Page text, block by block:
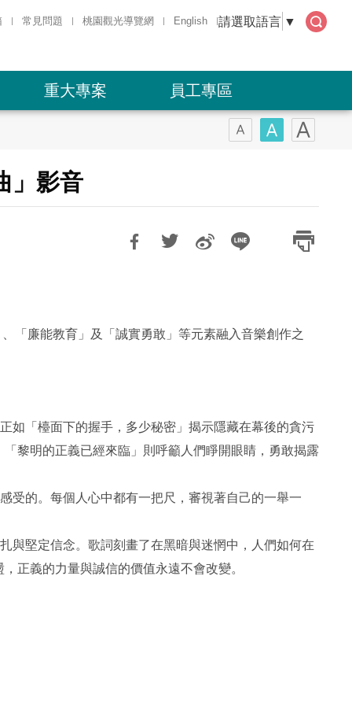
常見問題 桃園觀光導覽網 English 請選取語言 ▼
重大專案 員工專區
」影音
「廉能教育」及「誠實勇敢」等元素融入音樂創作之
如「檯面下的握手，多少秘密」揭示隱藏在幕後的貪污
黎明的正義已經來臨」則呼籲人們睜開眼睛，勇敢揭露
受的。每個人心中都有一把尺，審視著自己的一舉一
與堅定信念。歌詞刻畫了在黑暗與迷惘中，人們如何在
正義的力量與誠信的價值永遠不會改變。